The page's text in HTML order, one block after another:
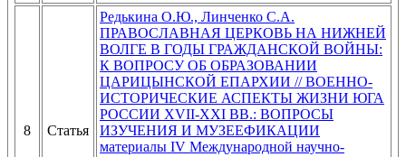
8 Статья
Редькина О.Ю., Линченко С.А.
ПРАВОСЛАВНАЯ ЦЕРКОВЬ НА НИЖНЕЙ
ВОЛГЕ В ГОДЫ ГРАЖДАНСКОЙ ВОЙНЫ:
К ВОПРОСУ ОБ ОБРАЗОВАНИИ
ЦАРИЦЫНСКОЙ ЕПАРХИИ // ВОЕННО-
ИСТОРИЧЕСКИЕ АСПЕКТЫ ЖИЗНИ ЮГА
РОССИИ XVII-XXI ВВ.: ВОПРОСЫ
ИЗУЧЕНИЯ И МУЗЕЕФИКАЦИИ
материалы IV Международной научно-